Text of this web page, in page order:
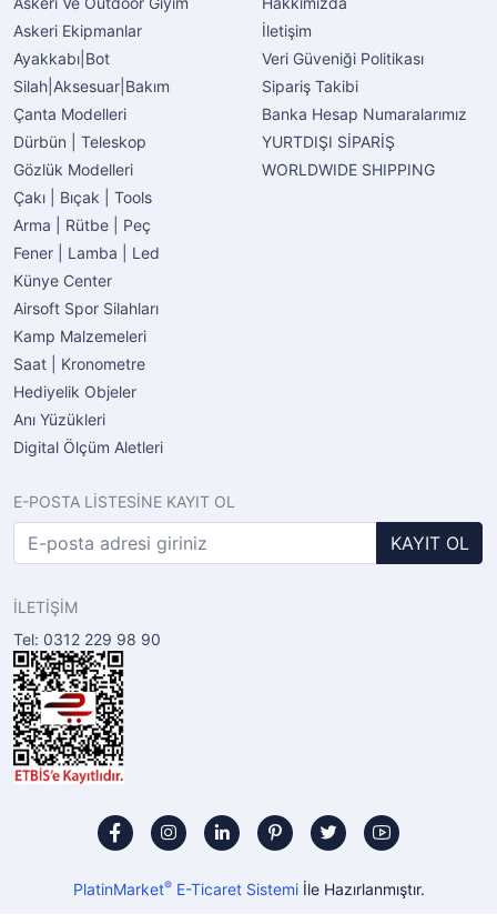
Askeri Ekipmanlar
Ayakkabı|Bot
Silah|Aksesuar|Bakım
Çanta Modelleri
Dürbün | Teleskop
Gözlük Modelleri
Çakı | Bıçak | Tools
Arma | Rütbe | Peç
Fener | Lamba | Led
Künye Center
Airsoft Spor Silahları
Kamp Malzemeleri
Saat | Kronometre
Hediyelik Objeler
Anı Yüzükleri
Digital Ölçüm Aletleri
İletişim
Veri Güveniği Politikası
Sipariş Takibi
Banka Hesap Numaralarımız
YURTDIŞI SİPARİŞ
WORLDWIDE SHIPPING
E-POSTA LİSTESİNE KAYIT OL
KAYIT OL
İLETİŞİM
Tel: 0312 229 98 90
PlatinMarket®E-Ticaret Sistemiİle Hazırlanmıştır.